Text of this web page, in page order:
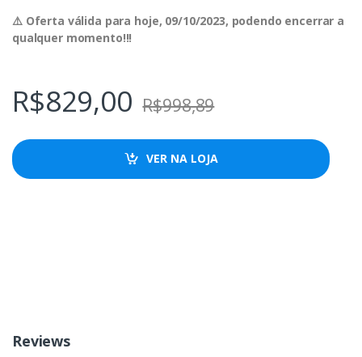
⚠️ Oferta válida para hoje, 09/10/2023, podendo encerrar a
qualquer momento!!!
R$829,00 R$998,89
VER NA LOJA
Reviews